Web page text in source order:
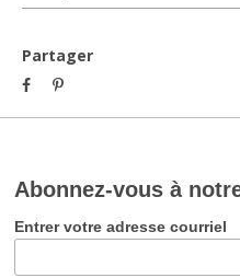
Partager
Abonnez-vous à
Entrer votre adresse courriel